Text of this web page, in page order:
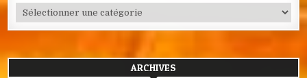
Catégories
ARCHIVES